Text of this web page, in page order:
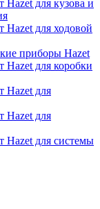
для кузова и
для ходовой
приборы Hazet
для коробки
Hazet для
Hazet для
Hazet для системы